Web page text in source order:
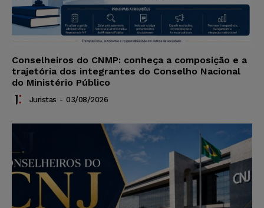
Conselheiros do CNMP: conheça a composição e a
trajetória dos integrantes do Conselho Nacional
do Ministério Público
Juristas - 03/08/2026